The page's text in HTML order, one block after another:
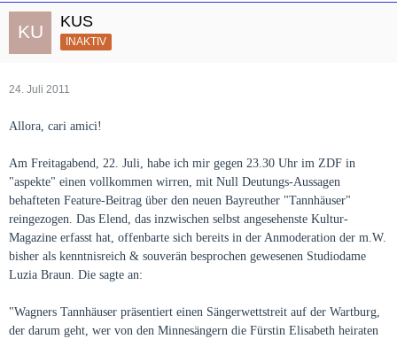
KUS
INAKTIV
24. Juli 2011
Allora, cari amici!
Am Freitagabend, 22. Juli, habe ich mir gegen 23.30 Uhr im ZDF in
"aspekte" einen vollkommen wirren, mit Null Deutungs-Aussagen
behafteten Feature-Beitrag über den neuen Bayreuther "Tannhäuser"
reingezogen. Das Elend, das inzwischen selbst angesehenste Kultur-
Magazine erfasst hat, offenbarte sich bereits in der Anmoderation der m.W.
bisher als kenntnisreich & souverän besprochen gewesenen Studiodame
Luzia Braun. Die sagte an:
"Wagners Tannhäuser präsentiert einen Sängerwettstreit auf der Wartburg,
der darum geht, wer von den Minnesängern die Fürstin Elisabeth heiraten